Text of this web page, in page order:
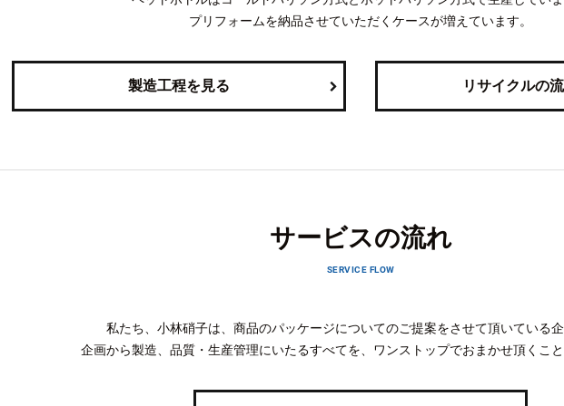
プリフォームを納品させていただくケースが増えています。
製造工程を見る リサイクルの
サービスの流れ
SERVICE FLOW
私たち、小林硝子は、商品のパッケージについてのご提案をさせて頂いている
企画から製造、品質・生産管理にいたるすべてを、ワンストップでおまかせ頂くこ